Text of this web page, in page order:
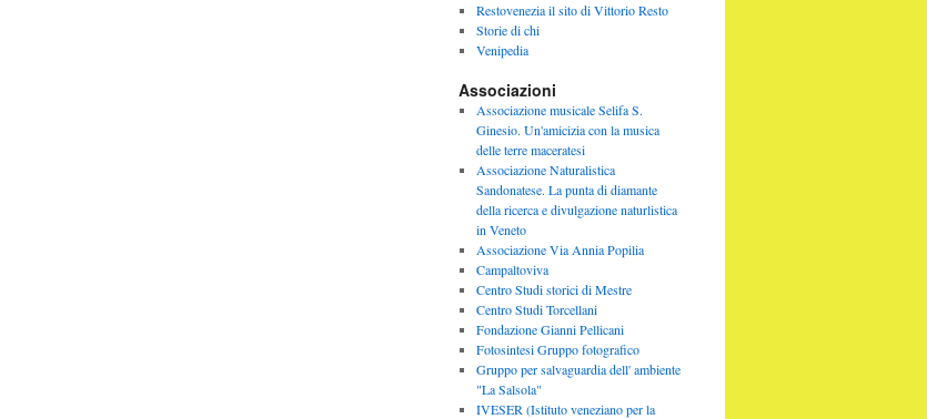
Restovenezia il sito di Vittorio Resto
Storie di chi
Venipedia
Associazioni
Associazione musicale Selifa S.
Ginesio. Un'amicizia con la musica
delle terre maceratesi
Associazione Naturalistica
Sandonatese. La punta di diamante
della ricerca e divulgazione naturlistica
in Veneto
Associazione Via Annia Popilia
Campaltoviva
Centro Studi storici di Mestre
Centro Studi Torcellani
Fondazione Gianni Pellicani
Fotosintesi Gruppo fotografico
Gruppo per salvaguardia dell' ambiente
"La Salsola"
IVESER (Istituto veneziano per la